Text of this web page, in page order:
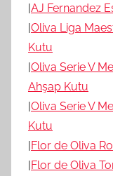
|AJ Fernandez
|Oliva Liga
Kutu
|Oliva Serie V
Ahşap Kutu
|Oliva Serie V
Kutu
|Flor de Oliva
|Flor de Oliva